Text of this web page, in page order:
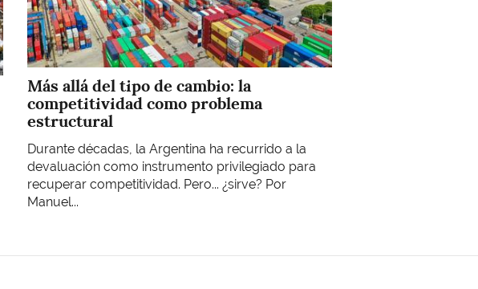
Más allá del tipo de cambio: la
competitividad como problema
estructural
Durante décadas, la Argentina ha recurrido a la
devaluación como instrumento privilegiado para
recuperar competitividad. Pero... ¿sirve? Por
Manuel...